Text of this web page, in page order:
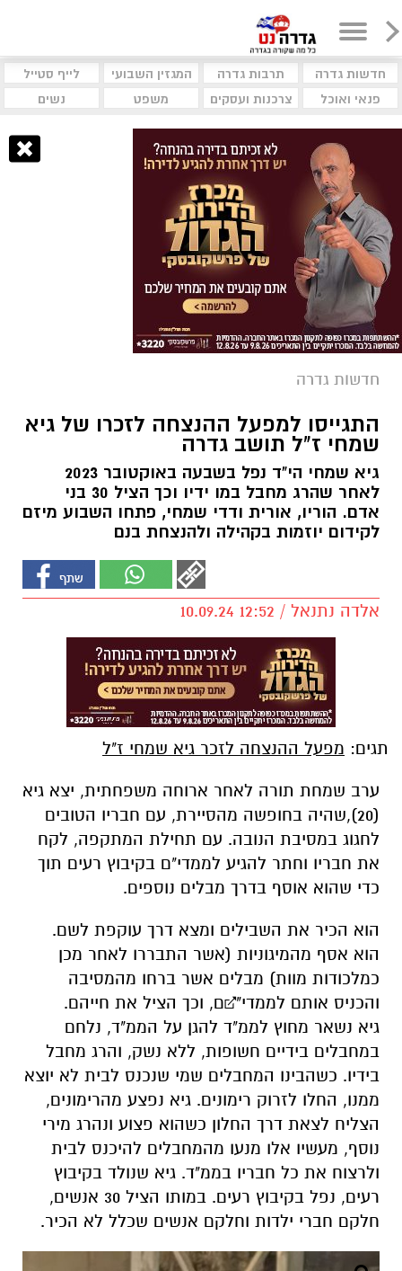
חדשות גדרה תרבות גדרה המגזין השבועי
לייף סטייל
פנאי ואוכל
צרכנות ועסקים משפט נשים
חדשות גדרה
התגייסו למפעל ההנצחה לזכרו של גיא
שמחי ז"ל תושב גדרה
גיא שמחי הי"ד נפל בשבעה באוקטובר 2023
לאחר שהרג מחבל במו ידיו וכך הציל 30 בני
אדם. הוריו, אורית ודדי שמחי, פתחו השבוע מיזם
לקידום יוזמות בקהילה ולהנצחת בנם
אלדה נתנאל / 12:52 10.09.24
תגים: מפעל ההנצחה לזכר גיא שמחי ז"ל
ערב שמחת תורה לאחר ארוחה משפחתית, יצא גיא
(20),שהיה בחופשה מהסיירת, עם חבריו הטובים
לחגוג במסיבת הנובה. עם תחילת המתקפה, לקח
את חבריו וחתר להגיע לממדי"ם בקיבוץ רעים תוך
כדי שהוא אוסף בדרך מבלים נוספים.
הוא הכיר את השבילים ומצא דרך עוקפת לשם.
הוא אסף מהמיגוניות (אשר התבררו לאחר מכן
כמלכודות מוות) מבלים אשר ברחו מהמסיבה
והכניס אותם לממדי"¬ם, וכך הציל את חייהם.
גיא נשאר מחוץ לממ"ד להגן על הממ"ד, נלחם
במחבלים בידיים חשופות, ללא נשק, והרג מחבל
בידיו. כשהבינו המחבלים שמי שנכנס לבית לא יוצא
ממנו, החלו לזרוק רימונים. גיא נפצע מהרימונים,
הצליח לצאת דרך החלון כשהוא פצוע ונהרג מירי
נוסף, מעשיו אלו מנעו מהמחבלים להיכנס לבית
ולרצוח את כל חבריו בממ"ד. גיא שנולד בקיבוץ
רעים, נפל בקיבוץ רעים. במותו הציל 30 אנשים,
חלקם חברי ילדות וחלקם אנשים שכלל לא הכיר.